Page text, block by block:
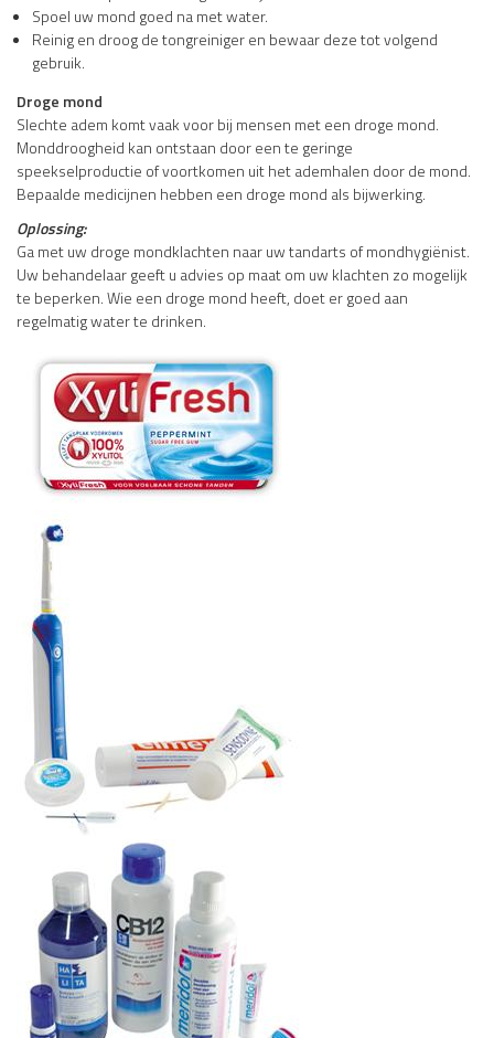
Spoel uw mond goed na met water.
Reinig en droog de tongreiniger en bewaar deze tot volgend
gebruik.
Droge mond
Slechte adem komt vaak voor bij mensen met een droge mond.
Monddroogheid kan ontstaan door een te geringe
speekselproductie of voortkomen uit het ademhalen door de mond.
Bepaalde medicijnen hebben een droge mond als bijwerking.
Oplossing:
Ga met uw droge mondklachten naar uw tandarts of mondhygiënist.
Uw behandelaar geeft u advies op maat om uw klachten zo mogelijk
te beperken. Wie een droge mond heeft, doet er goed aan
regelmatig water te drinken.